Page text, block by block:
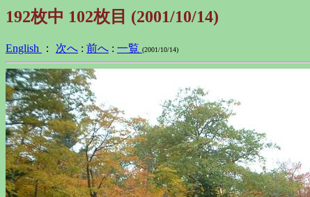
192枚中 102枚目 (2001/10/14)
English ： 次へ : 前へ : 一覧 (2001/10/14)